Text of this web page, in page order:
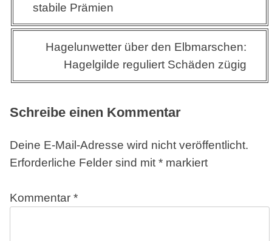
stabile Prämien
Hagelunwetter über den Elbmarschen:
Hagelgilde reguliert Schäden zügig
Schreibe einen Kommentar
Deine E-Mail-Adresse wird nicht veröffentlicht.
Erforderliche Felder sind mit * markiert
Kommentar *